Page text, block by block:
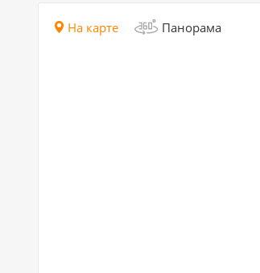
На карте Панорама